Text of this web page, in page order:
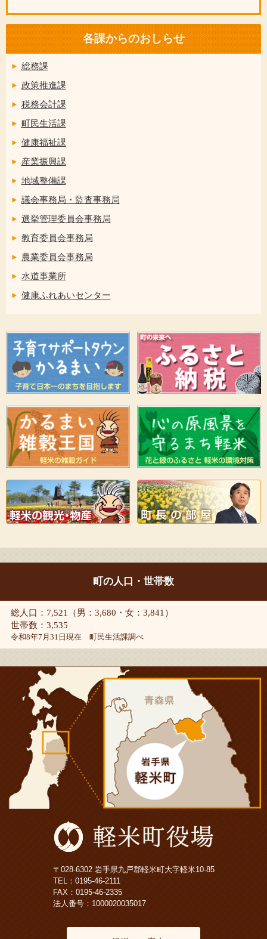
各課からのおしらせ
総務課
政策推進課
税務会計課
町民生活課
健康福祉課
産業振興課
地域整備課
議会事務局・監査事務局
選挙管理委員会事務局
教育委員会事務局
農業委員会事務局
水道事業所
健康ふれあいセンター
町の人口・世帯数
総人口：7,521（男：3,680・女：3,841）
世帯数：3,535
令和8年7月31日現在 町民生活課調べ
〒028-6302 岩手県九戸郡軽米町大字軽米10-85
TEL： 0195-46-2111
FAX：0195-46-2335
法人番号：1000020035017